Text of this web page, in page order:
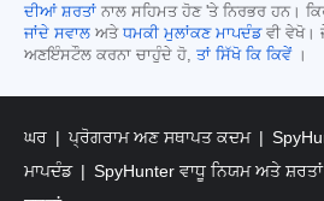
ਦੀਆਂ ਸ਼ਰਤਾਂ ਨਾਲ ਸਹਿਮਤ ਹੋਣ 'ਤੇ ਨਿਰਭਰ ਹਨ।
ਜਾਂਦੇ ਸਵਾਲ ਅਤੇ ਧਮਕੀ ਮੁਲਾਂਕਣ ਮਾਪਦੰਡਵੀ ਵੇਖੋ।
ਅਣਇੰਸਟੌਲ ਕਰਨਾ ਚਾਹੁੰਦੇ ਹੋ, ਤਾਂ ਸਿੱਖੋ ਕਿ ਕਿਵੇਂ।
ਘਰ ਪ੍ਰੋਗਰਾਮ ਅਣ ਸਥਾਪਤ ਕਦਮ
ਮਾਪਦੰਡ
SpyHunter ਵਾਧੂ ਨਿਯਮ ਅਤੇ ਸ਼ਰਤਾਂ